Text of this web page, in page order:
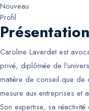
Nouveau
Profil
Caroline Laverdet est
privé, diplômée de
matière de conseil que de
mesure aux entreprises et
Son expertise, sa